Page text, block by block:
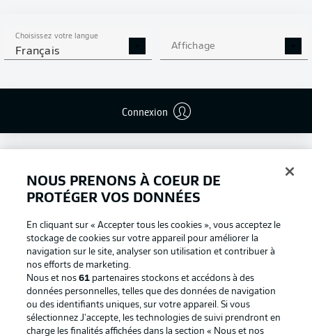
Choisissez votre langue
Français Affichage
Connexion
Football as it's meant to be
NOUS PRENONS À COEUR DE
PROTÉGER VOS DONNÉES
En cliquant sur « Accepter tous les cookies », vous acceptez le
stockage de cookies sur votre appareil pour améliorer la
navigation sur le site, analyser son utilisation et contribuer à
nos efforts de marketing.
Nous et nos61 partenaires stockons et accédons à des
données personnelles, telles que des données de navigation
ou des identifiants uniques, sur votre appareil. Si vous
sélectionnez J'accepte, les technologies de suivi prendront en
charge les finalités affichées dans la section « Nous et nos